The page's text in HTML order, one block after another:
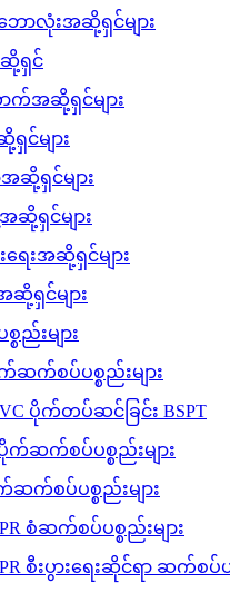
ဘောလုံးအဆို့ရှင်များ
ဆို့ရှင်
က်အဆို့ရှင်များ
င်များ
ဆို့ရှင်များ
ဆို့ရှင်များ
ေးအဆို့ရှင်များ
ရှင်များ
ည်းများ
ဆက်စပ်ပစ္စည်းများ
ပိုက်တပ်ဆင်ခြင်း BSPT
ပိုက်ဆက်စပ်ပစ္စည်းများ
ဆက်စပ်ပစ္စည်းများ
စံဆက်စပ်ပစ္စည်းများ
စီးပွားရေးဆိုင်ရာ ဆက်စပ်ပ